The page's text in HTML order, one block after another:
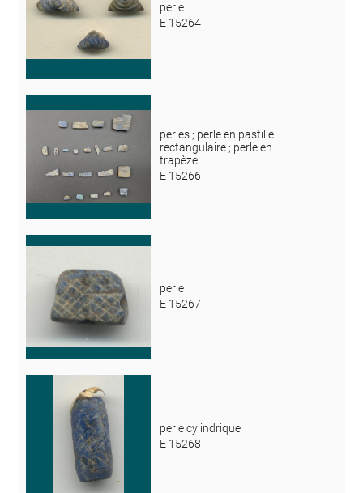
perle
E 15264
perles ; perle en pastille
rectangulaire ; perle en
trapèze
E 15266
perle
E 15267
perle cylindrique
E 15268